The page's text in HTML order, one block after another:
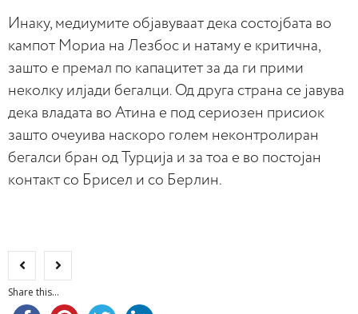
Инаку, медиумите објавуваат дека состојбата во
кампот Мориа на Лезбос и натаму е критична,
зашто е премал по капацитет за да ги прими
неколку илјади бегалци. Од друга страна се јавува
дека владата во Атина е под сериозен присиок
зашто очеуива наскоро голем неконтролиран
бегалси бран од Турција и за тоа е во постојан
контакт со Брисел и со Берлин.
Share this...